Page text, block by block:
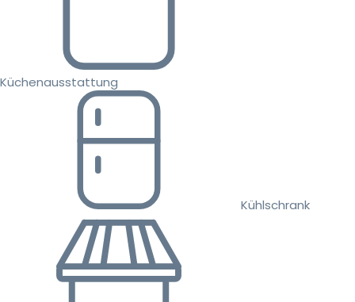
Küchenausstattung
Kühlschrank